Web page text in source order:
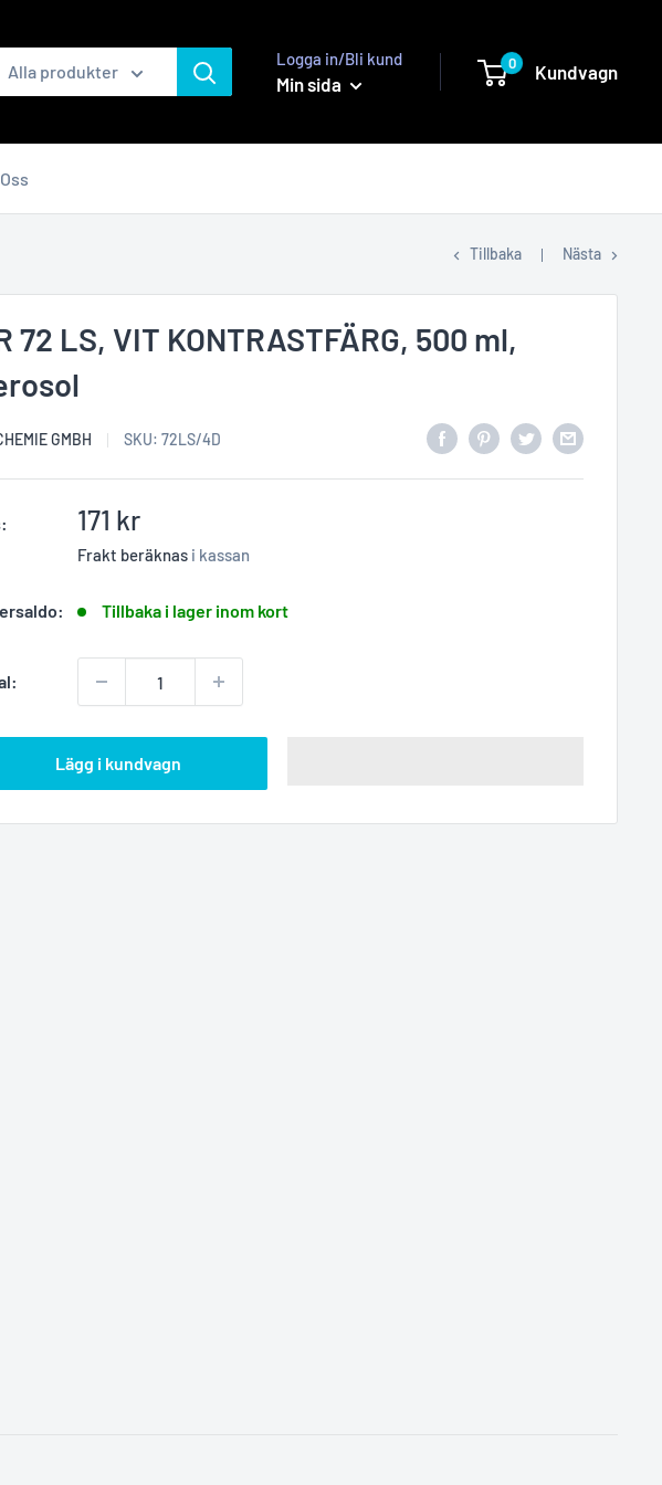
Alla produkter
Logga in/Bli kund
Min sida
0 Kundvagn
Tillbaka Nästa
72 LS, VIT KONTRASTFÄRG, 500 ml,
GMBH SKU: 72LS/4D
Reapris
171 kr
Frakt beräknas i kassan
Tillbaka i lager inom kort
Lägg i kundvagn